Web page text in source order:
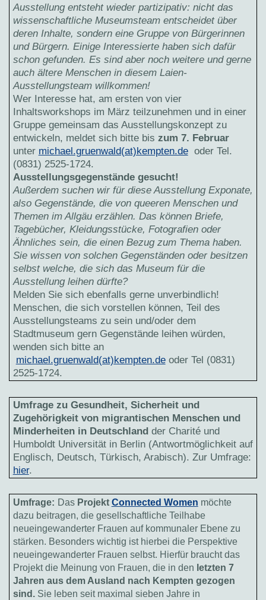
Ausstellung entsteht wieder partizipativ: nicht das
wissenschaftliche Museumsteam entscheidet über
deren Inhalte, sondern eine Gruppe von Bürgerinnen
und Bürgern. Einige Interessierte haben sich dafür
schon gefunden. Es sind aber noch weitere und gerne
auch ältere Menschen in diesem Laien-
Ausstellungsteam willkommen!
Wer Interesse hat, am ersten von vier
Inhaltsworkshops im März teilzunehmen und in einer
Gruppe gemeinsam das Ausstellungskonzept zu
entwickeln, meldet sich bitte bis zum 7. Februar
unter michael.gruenwald(at)kempten.deoder Tel.
(0831) 2525-1724.
Ausstellungsgegenstände gesucht!
Außerdem suchen wir für diese Ausstellung Exponate,
also Gegenstände, die von queeren Menschen und
Themen im Allgäu erzählen. Das können Briefe,
Tagebücher, Kleidungsstücke, Fotografien oder
Ähnliches sein, die einen Bezug zum Thema haben.
Sie wissen von solchen Gegenständen oder besitzen
selbst welche, die sich das Museum für die
Ausstellung leihen dürfte?
Melden Sie sich ebenfalls gerne unverbindlich!
Menschen, die sich vorstellen können, Teil des
Ausstellungsteams zu sein und/oder dem
Stadtmuseum gern Gegenstände leihen würden,
wenden sich bitte an
michael.gruenwald(at)kempten.deoder Tel (0831)
2525-1724.
Umfrage zu Gesundheit, Sicherheit und
Zugehörigkeit von migrantischen Menschen und
Minderheiten in Deutschland der Charité und
Humboldt Universität in Berlin (Antwortmöglichkeit auf
Englisch, Deutsch, Türkisch, Arabisch). Zur Umfrage:
hier.
Umfrage: Das Projekt Connected Women möchte
dazu beitragen, die gesellschaftliche Teilhabe
neueingewanderter Frauen auf kommunaler Ebene zu
stärken. Besonders wichtig ist hierbei die Perspektive
neueingewanderter Frauen selbst. Hierfür braucht das
Projekt die Meinung von Frauen, die in den letzten 7
Jahren aus dem Ausland nach Kempten gezogen
sind.Sie leben seit maximal sieben Jahre in